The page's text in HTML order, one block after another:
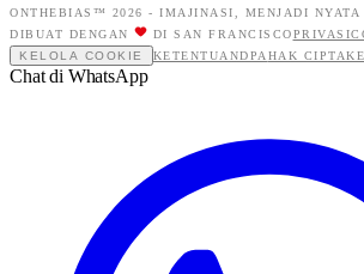
ONTHEBIAS™ 2026 - IMAJINASI, MENJADI NYATA
DIBUAT DENGAN
DI SAN FRANCISCOPRIVASI
KELOLA COOKIE
KETENTUANDPA HAK CIPTA
Chat di WhatsApp